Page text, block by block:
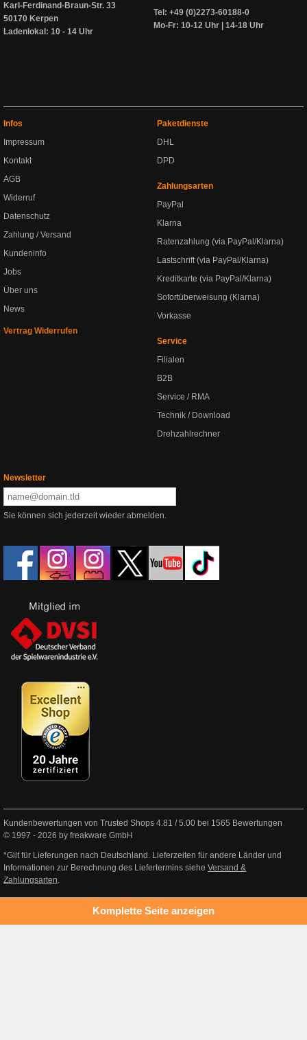
Karl-Ferdinand-Braun-Str. 33
50170 Kerpen
Ladenlokal: 10 - 14 Uhr
Tel: +49 (0)2273-60188-0
Mo-Fr: 10-12 Uhr | 14-18 Uhr
Infos
Impressum
Kontakt
AGB
Widerruf
Datenschutz
Zahlung / Versand
Kundeninfo
Jobs
Über uns
News
Vertrag Widerrufen
Paketdienste
DHL
DPD
Zahlungsarten
PayPal
Klarna
Ratenzahlung (via PayPal/Klarna)
Lastschrift (via PayPal/Klarna)
Kreditkarte (via PayPal/Klarna)
Sofortüberweisung (Klarna)
Vorkasse
Service
Filialen
B2B
Service / RMA
Technik / Download
Drehzahlrechner
Newsletter
Sie können sich jederzeit wieder abmelden.
Kundenbewertungen von Trusted Shops 4.81 /5.00 bei 1565 Bewertungen
© 1997 - 2026 by freakware GmbH
*Gilt für Lieferungen nach Deutschland. Lieferzeiten für andere Länder und
Informationen zur Berechnung des Liefertermins siehe Versand &
Zahlungsarten.
Komplette Seite anzeigen